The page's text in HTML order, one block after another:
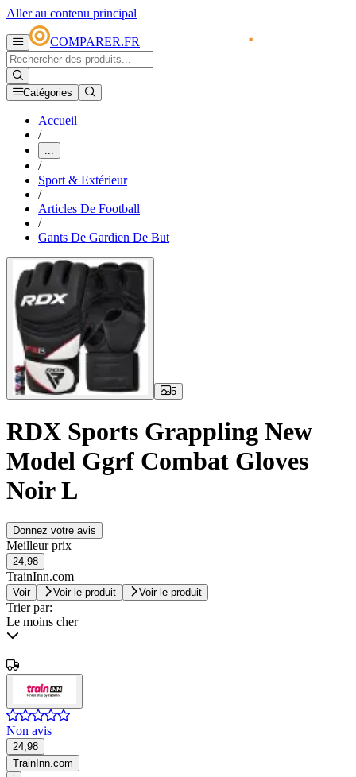
Aller au contenu principal
COMPARER.FR
Catégories
Accueil
/
...
/
Sport & Extérieur
/
Articles De Football
/
Gants De Gardien De But
5
RDX Sports Grappling New
Model Ggrf Combat Gloves
Noir L
Donnez votre avis
Meilleur prix
24,98
TrainInn.com
Voir Voir le produit Voir le produit
Trier par:
Le moins cher
Non avis
24,98
TrainInn.com